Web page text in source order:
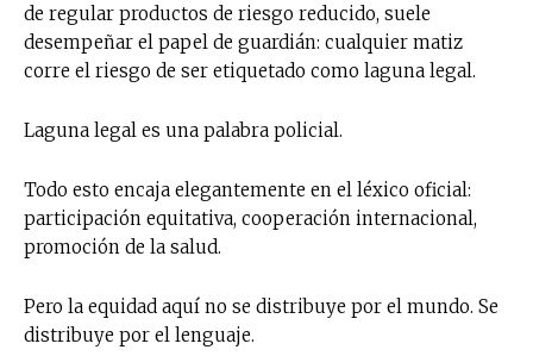
de regular productos de riesgo reducido, suele
desempeñar el papel de guardián: cualquier matiz
corre el riesgo de ser etiquetado como laguna legal.
Laguna legal es una palabra policial.
Todo esto encaja elegantemente en el léxico oficial:
participación equitativa, cooperación internacional,
promoción de la salud.
Pero la equidad aquí no se distribuye por el mundo. Se
distribuye por el lenguaje.